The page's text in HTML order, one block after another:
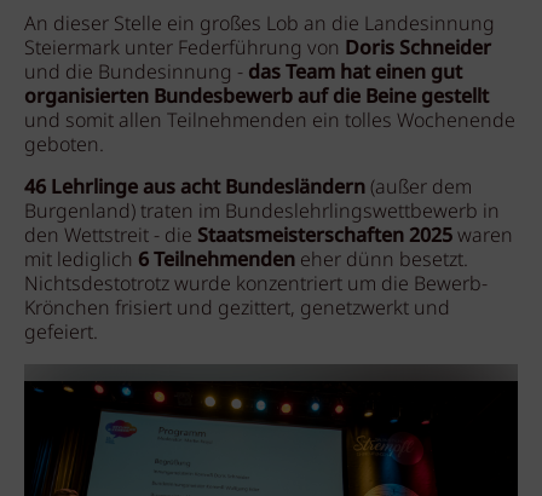
An dieser Stelle ein großes Lob an die Landesinnung
Steiermark unter Federführung von Doris Schneider
und die Bundesinnung - das Team hat einen gut
organisierten Bundesbewerb auf die Beine gestellt
und somit allen Teilnehmenden ein tolles Wochenende
geboten.
46 Lehrlinge aus acht Bundesländern(außer dem
Burgenland) traten im Bundeslehrlingswettbewerb in
den Wettstreit - die Staatsmeisterschaften 2025waren
mit lediglich 6 Teilnehmenden eher dünn besetzt.
Nichtsdestotrotz wurde konzentriert um die Bewerb-
Krönchen frisiert und gezittert, genetzwerkt und
gefeiert.